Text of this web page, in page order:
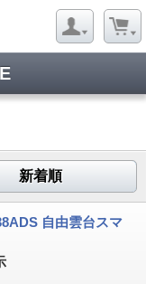
新着順
自由雲台スマ